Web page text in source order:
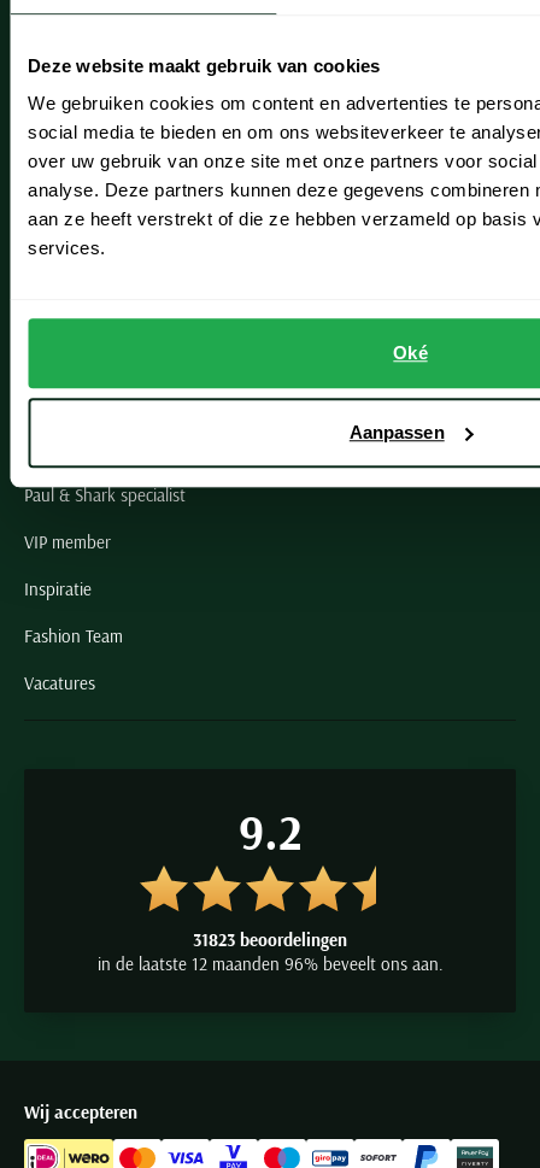
Deze website maakt gebruik van cookies
We gebruiken cookies om content en advertenties te
social media te bieden en om ons websiteverkeer te
over uw gebruik van onze site met onze partners voor
analyse. Deze partners kunnen deze gegevens combineren
aan ze heeft verstrekt of die ze hebben verzameld op basis
services.
Oké
Aanpassen
Hillegom
Leiderdorp
Lisse
Noordwijk
Openingstijden winkels
Schulte Herenmode
Paul & Shark specialist
VIP member
Inspiratie
Fashion Team
Vacatures
9.2
31823 beoordelingen
in de laatste 12 maanden 96% beveelt ons aan.
Wij accepteren